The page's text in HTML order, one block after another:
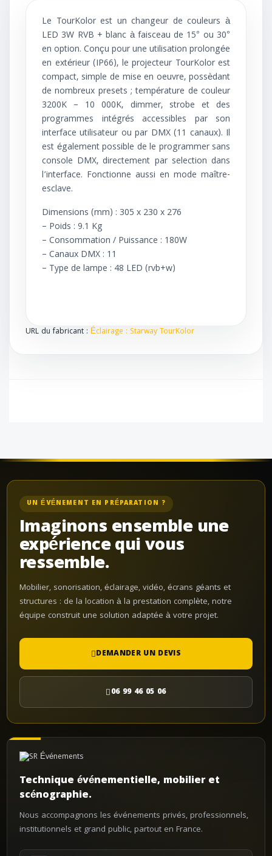
Le TourKolor est un changeur de couleurs à
LED 3W RVB + blanc à faisceau de 15° ou 30°
en option. Conçu pour une utilisation prolongée
en extérieur (IP66), le projecteur TourKolor est
compact, simple de mise en oeuvre, possèdant
de nombreux presets ; température de couleur
3200K – 10 000K, dimmer, strobe et des
programmes intégrés accessibles par son
interface utilisateur ou par DMX (11 canaux). Il
est également possible de le programmer sans
console DMX, directement par selection dans
l’interface. Fonctionne aussi en mode maître-
esclave.
Dimensions (mm) : 305 x 230 x 276
– Poids : 9.1 Kg
– Consommation / Puissance : 180W
– Canaux DMX : 11
– Type de lampe : 48 LED (rvb+w)
URL du fabricant : Éclairage : Starway TourKolor
UN ÉVÉNEMENT EN PRÉPARATION ?
Imaginons ensemble une
expérience qui vous
ressemble.
Mobilier, sonorisation, éclairage, vidéo, écrans géants et
structures : de la location à la prestation complète, notre
équipe construit une solution adaptée à votre projet.
DEMANDER UN DEVIS
06 99 46 05 06
Technique événementielle, mobilier et
scénographie.
Nous accompagnons les événements privés, professionnels,
institutionnels et grand public, partout en France.